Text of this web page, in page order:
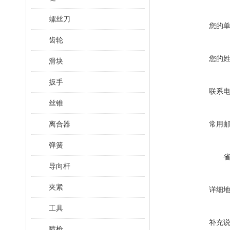
螺丝刀
齿轮
滑块
扳手
丝锥
离合器
弹簧
导向杆
夹紧
工具
您的
您的
联系
常用
详细
补充